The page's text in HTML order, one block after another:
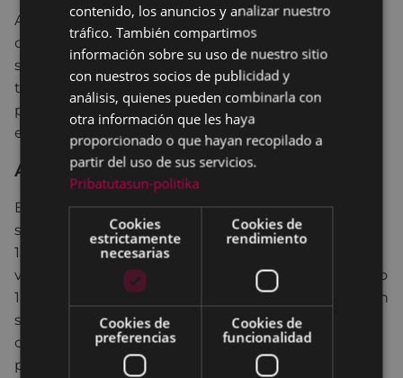
Ante los robos ocurridos recientemente en las
citadas viviendas de Arragueta, esta pasada noche
se ha reforzado la vigilancia, y la Brigada Municipal
trabaja ya para colocar cierres herméticos en las
puertas de acceso para evitar posibles vías de
entrada a cualquier persona.
Antecedentes
El Ayuntamiento de Eibar había iniciado hace unas
semanas expediente de ruina de los números 11 y
13, y desde hace un mes, el área de Urbanismo
venía haciendo seguimiento del estado del número
15, como consecuencia de la presencia de grietas en
sus paredes. El Alcalde, Miguel de los Toyos, ha
coordinado in situ el operativo, en el que han
participado técnicos municipales, Policía Municipal,
SPANISH
contenido, los anuncios y analizar nuestro
tráfico. También compartimos
información sobre su uso de nuestro sitio
con nuestros socios de publicidad y
análisis, quienes pueden combinarla con
otra información que les haya
proporcionado o que hayan recopilado a
partir del uso de sus servicios.
Pribatutasun-politika
Cookies
estrictamente
necesarias
Cookies de
rendimiento
Cookies de
preferencias
Cookies de
funcionalidad